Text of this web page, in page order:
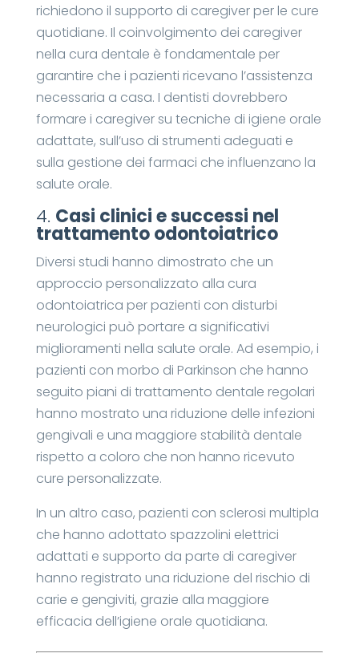
richiedono il supporto di caregiver per le cure
quotidiane. Il coinvolgimento dei caregiver
nella cura dentale è fondamentale per
garantire che i pazienti ricevano l’assistenza
necessaria a casa. I dentisti dovrebbero
formare i caregiver su tecniche di igiene orale
adattate, sull’uso di strumenti adeguati e
sulla gestione dei farmaci che influenzano la
salute orale.
4. Casi clinici e successi nel
trattamento odontoiatrico
Diversi studi hanno dimostrato che un
approccio personalizzato alla cura
odontoiatrica per pazienti con disturbi
neurologici può portare a significativi
miglioramenti nella salute orale. Ad esempio, i
pazienti con morbo di Parkinson che hanno
seguito piani di trattamento dentale regolari
hanno mostrato una riduzione delle infezioni
gengivali e una maggiore stabilità dentale
rispetto a coloro che non hanno ricevuto
cure personalizzate.
In un altro caso, pazienti con sclerosi multipla
che hanno adottato spazzolini elettrici
adattati e supporto da parte di caregiver
hanno registrato una riduzione del rischio di
carie e gengiviti, grazie alla maggiore
efficacia dell’igiene orale quotidiana.